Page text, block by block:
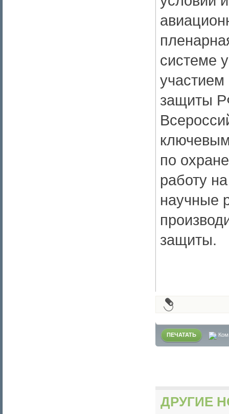
системе
защиты
по
работу
научные
защиты.
ПЕЧАТАТЬ
ДРУГИЕ